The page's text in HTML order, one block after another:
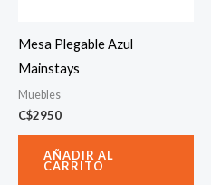
Mesa Plegable Azul
Mainstays
Muebles
C$2950
AÑADIR AL
CARRITO